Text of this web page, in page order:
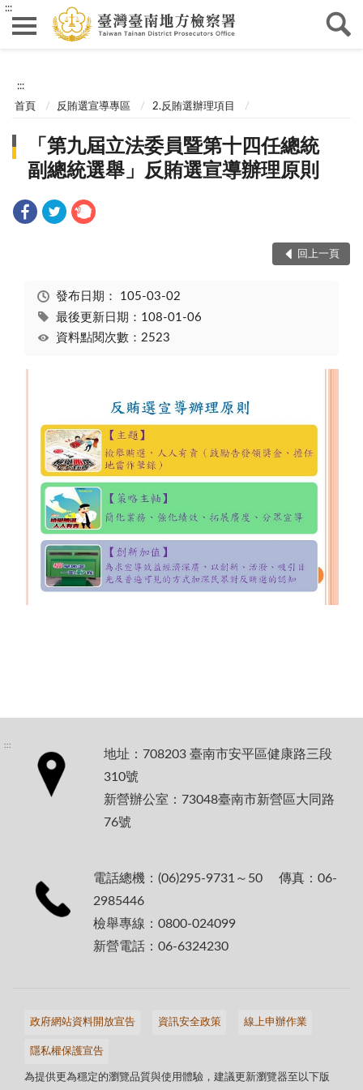
:::
:::
首頁 反賄選宣導專區 2.反賄選辦理項目
「第九屆立法委員暨第十四任總統
副總統選舉」反賄選宣導辦理原則
回上一頁
發布日期： 105-03-02
最後更新日期：108-01-06
資料點閱次數：2523
:::
地址：708203 臺南市安平區健康路三段
310號
新營辦公室：73048臺南市新營區大同路
76號
電話總機：(06)295-9731～50 傳真：06-
2985446
檢舉專線：0800-024099
新營電話：06-6324230
政府網站資料開放宣告 資訊安全政策 線上申辦作業
隱私權保護宣告
為提供更為穩定的瀏覽品質與使用體驗，建議更新瀏覽器至以下版